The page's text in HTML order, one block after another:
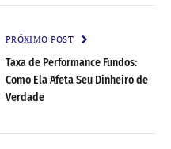
PRÓXIMO POST
Taxa de Performance Fundos:
Como Ela Afeta Seu Dinheiro de
Verdade